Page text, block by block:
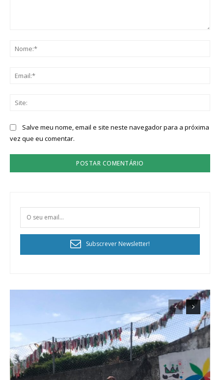
Planos de Assinatura
Salve meu nome, email e site neste navegador para a próxima
vez que eu comentar.
Subscrever Newsletter!